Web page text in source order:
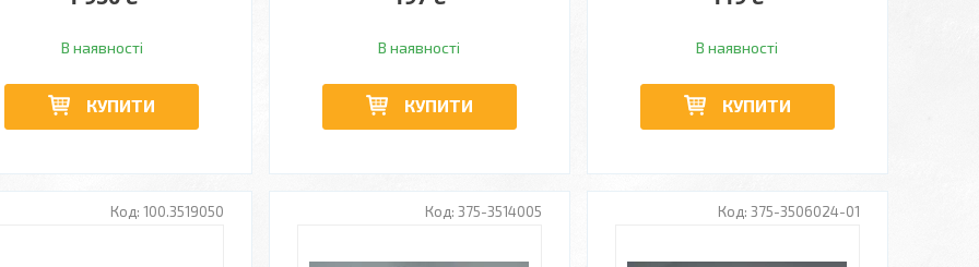
В наявності
КУПИТИ
В наявності
КУПИТИ
В наявності
КУПИТИ
100.3519050 375-3514005 375-3506024-01